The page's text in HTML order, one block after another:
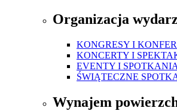
Organizacja
KONGRESY I
KONCERTY I
EVENTY I
ŚWIĄTECZNE
Wynajem